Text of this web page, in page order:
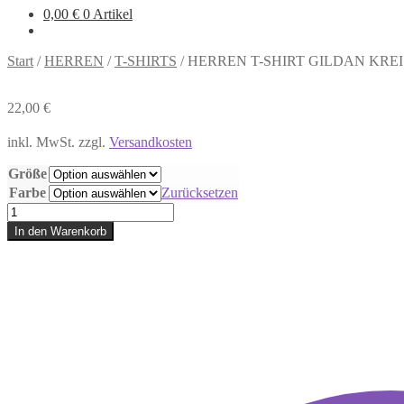
0,00 € 0 Artikel
Start /HERREN /T-SHIRTS /HERREN T-SHIRT GILDAN
22,00 €
inkl. MwSt. zzgl. Versandkosten
Größe
Farbe
Zurücksetzen
HERREN
T-
SHIRT
In den Warenkorb